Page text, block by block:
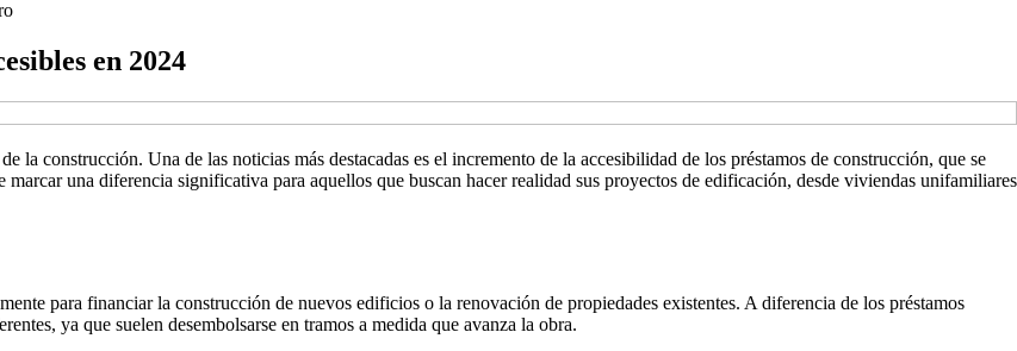
en 2024
la construcción. Una de las noticias más destacadas es el incremento de la accesibilidad de los préstamos de construcción, que se
una diferencia significativa para aquellos que buscan hacer realidad sus proyectos de edificación, desde viviendas unifamiliares
para financiar la construcción de nuevos edificios o la renovación de propiedades existentes. A diferencia de los préstamos
ya que suelen desembolsarse en tramos a medida que avanza la obra.